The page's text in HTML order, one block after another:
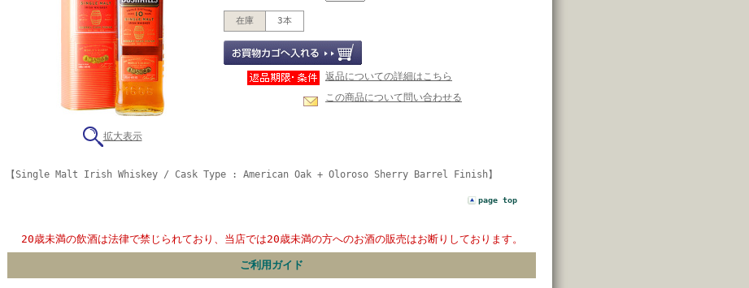
拡大表示
在庫 3本
返品についての詳細はこちら
この商品について問い合わせる
【Single Malt Irish Whiskey / Cask Type : American Oak + Oloroso Sherry Barrel Finish】
page top
20歳未満の飲酒は法律で禁じられており、当店では20歳未満の方へのお酒の販売はお断りしております。
ご利用ガイド